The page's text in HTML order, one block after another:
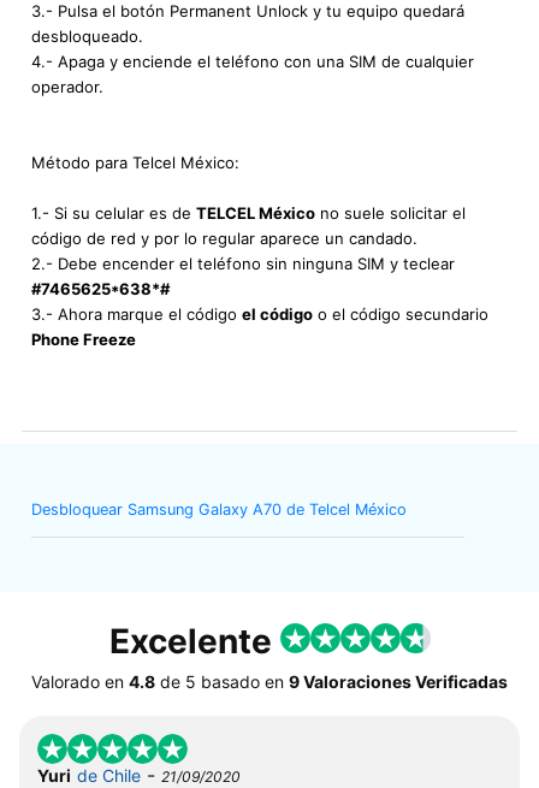
3.- Pulsa el botón Permanent Unlock y tu equipo quedará
desbloqueado.
4.- Apaga y enciende el teléfono con una SIM de cualquier
operador.
Método para Telcel México:
1.- Si su celular es de TELCEL México no suele solicitar el
código de red y por lo regular aparece un candado.
2.- Debe encender el teléfono sin ninguna SIM y teclear
#7465625*638*#
3.- Ahora marque el código el código o el código secundario
Phone Freeze
Desbloquear Samsung Galaxy A70 de Telcel México
Excelente
Valorado en 4.8 de 5 basado en 9 Valoraciones Verificadas
Yuri de Chile - 21/09/2020